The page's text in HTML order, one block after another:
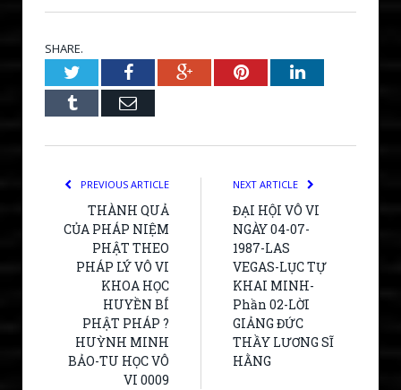
SHARE.
TwitterFacebookGoogle+PinterestLinkedIn
Tumblr Email
PREVIOUS ARTICLE
THÀNH QUẢ
CỦA PHÁP NIỆM
PHẬT THEO
PHÁP LÝ VÔ VI
KHOA HỌC
HUYỀN BÍ
PHẬT PHÁP ?
HUỲNH MINH
BẢO-TU HỌC VÔ
VI 0009
NEXT ARTICLE
ĐẠI HỘI VÔ VI
NGÀY 04-07-
1987-LAS
VEGAS-LỤC TỰ
KHAI MINH-
Phần 02-LỜI
GIẢNG ĐỨC
THẦY LƯƠNG SĨ
HẰNG